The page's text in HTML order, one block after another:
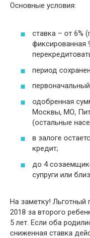
Основные условия:
ставка – от 6%
фиксированная
период
одобренная
Москвы, МО,
(остальные
в залоге
кредит;
до 4
супруги или
На заметку! Льготный
2018 за второго
5 лет. Если оба
сниженная ставка